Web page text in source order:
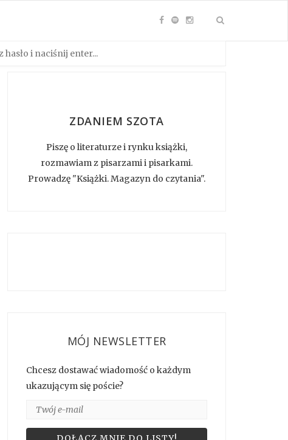
ZDANIEM SZOTA
Piszę o literaturze i rynku książki,
rozmawiam z pisarzami i pisarkami.
Prowadzę "Książki. Magazyn do czytania".
MÓJ NEWSLETTER
Chcesz dostawać wiadomość o każdym
ukazującym się poście?